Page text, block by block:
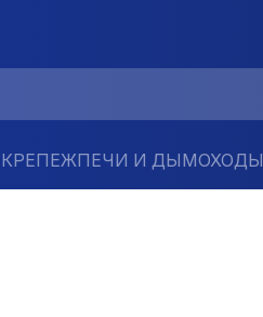
КРЕПЕЖПЕЧИ И ДЫМОХОДЫ